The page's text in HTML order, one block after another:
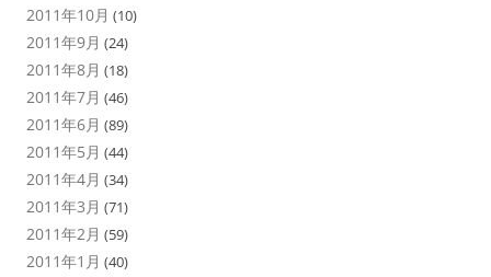
2011年10月 (10)
2011年9月 (24)
2011年8月 (18)
2011年7月 (46)
2011年6月 (89)
2011年5月 (44)
2011年4月 (34)
2011年3月 (71)
2011年2月 (59)
2011年1月 (40)